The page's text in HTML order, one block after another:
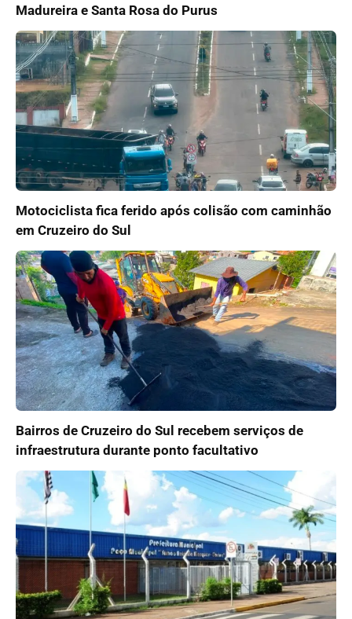
Madureira e Santa Rosa do Purus
Motociclista fica ferido após colisão com caminhão
em Cruzeiro do Sul
Bairros de Cruzeiro do Sul recebem serviços de
infraestrutura durante ponto facultativo